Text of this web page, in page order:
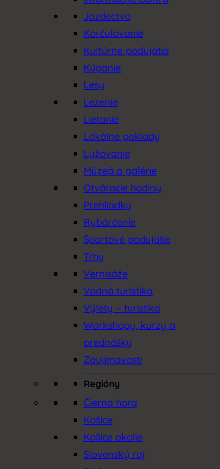
Jazdectvo
Korčulovanie
Kultúrne podujatia
Kúpanie
Lesy
Lezenie
Lietanie
Lokálne poklady
Lyžovanie
Múzeá a galérie
Otváracie hodiny
Prehliadky
Rybárčenie
Športové podujatie
Trhy
Vernisáže
Vodná turistika
Výlety – turistika
Workshopy, kurzy a
prednášky
Zaujímavosti
Regióny
Čierna hora
Košice
Košice okolie
Slovenský raj